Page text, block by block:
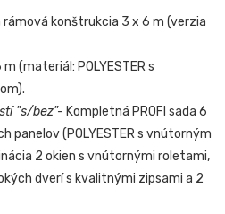
konštrukcia 3 x 6 m (verzia
(materiál: POLYESTER s
"s/bez"- Kompletná PROFI sada 6
panelov (POLYESTER s vnútorným
2 okien s vnútornými roletami,
dverí s kvalitnými zipsami a 2